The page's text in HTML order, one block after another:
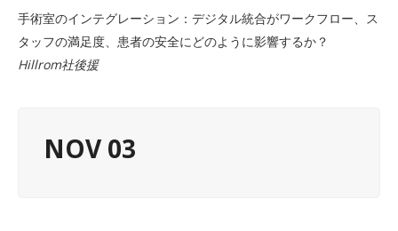
手術室のインテグレーション：デジタル統合がワークフロー、ス
タッフの満足度、患者の安全にどのように影響するか？
Hillrom社後援
NOV 03